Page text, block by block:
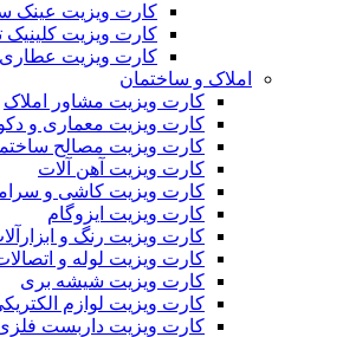
کارت ویزیت عینک
کارت ویزیت کلینیک
کارت ویزیت عطاری
املاک و ساختمان
کارت ویزیت مشاور املاک
کارت ویزیت معماری و
کارت ویزیت مصالح
کارت ویزیت آهن آلات
کارت ویزیت کاشی و
کارت ویزیت ایزوگام
کارت ویزیت رنگ و
کارت ویزیت لوله و
کارت ویزیت شیشه بری
کارت ویزیت لوازم
کارت ویزیت داربست